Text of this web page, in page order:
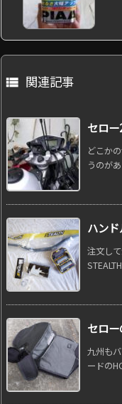
 関連記事
セロ
どこか
うのが
ハン
注文し
セロ
九州も
ードの